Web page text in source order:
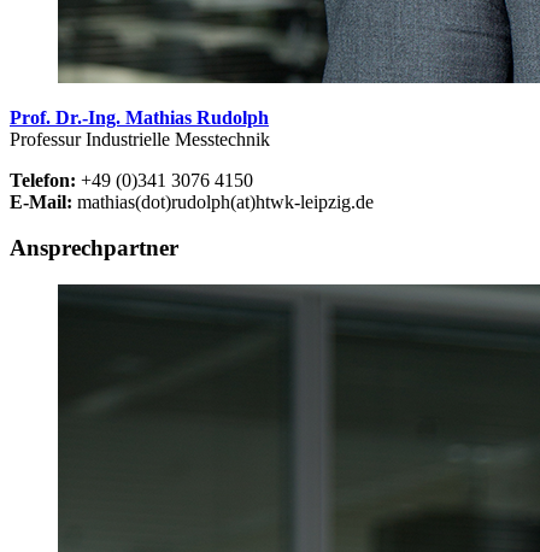
Prof. Dr.-Ing. Mathias Rudolph
Professur Industrielle Messtechnik
Telefon: +49 (0)341 3076 4150
E-Mail: mathias(dot)rudolph(at)htwk-leipzig.de
Ansprechpartner